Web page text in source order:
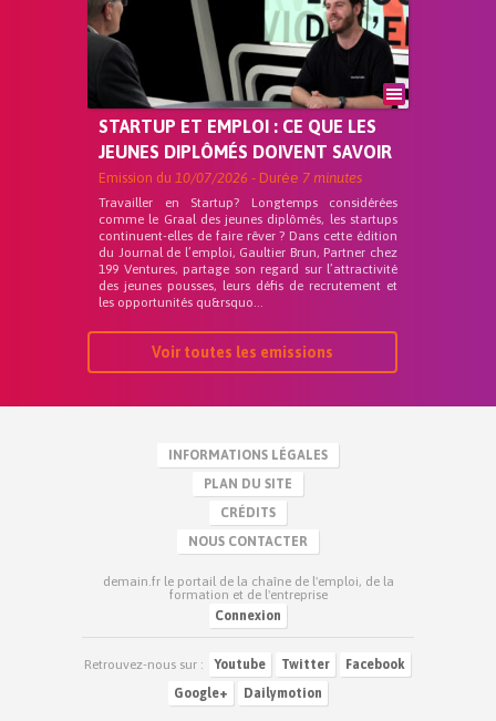
STARTUP ET EMPLOI : CE QUE LES
JEUNES DIPLÔMÉS DOIVENT SAVOIR
Emission du 10/07/2026 - Durée 7 minutes
Travailler en Startup? Longtemps considérées
comme le Graal des jeunes diplômés, les startups
continuent-elles de faire rêver ? Dans cette édition
du Journal de l’emploi, Gaultier Brun, Partner chez
199 Ventures, partage son regard sur l’attractivité
des jeunes pousses, leurs défis de recrutement et
les opportunités qu&rsquo...
Voir toutes les emissions
INFORMATIONS LÉGALES
PLAN DU SITE
CRÉDITS
NOUS CONTACTER
demain.fr le portail de la chaîne de l'emploi, de la
formation et de l'entreprise
Connexion
Retrouvez-nous sur : Youtube Twitter
Facebook
Google+
Dailymotion